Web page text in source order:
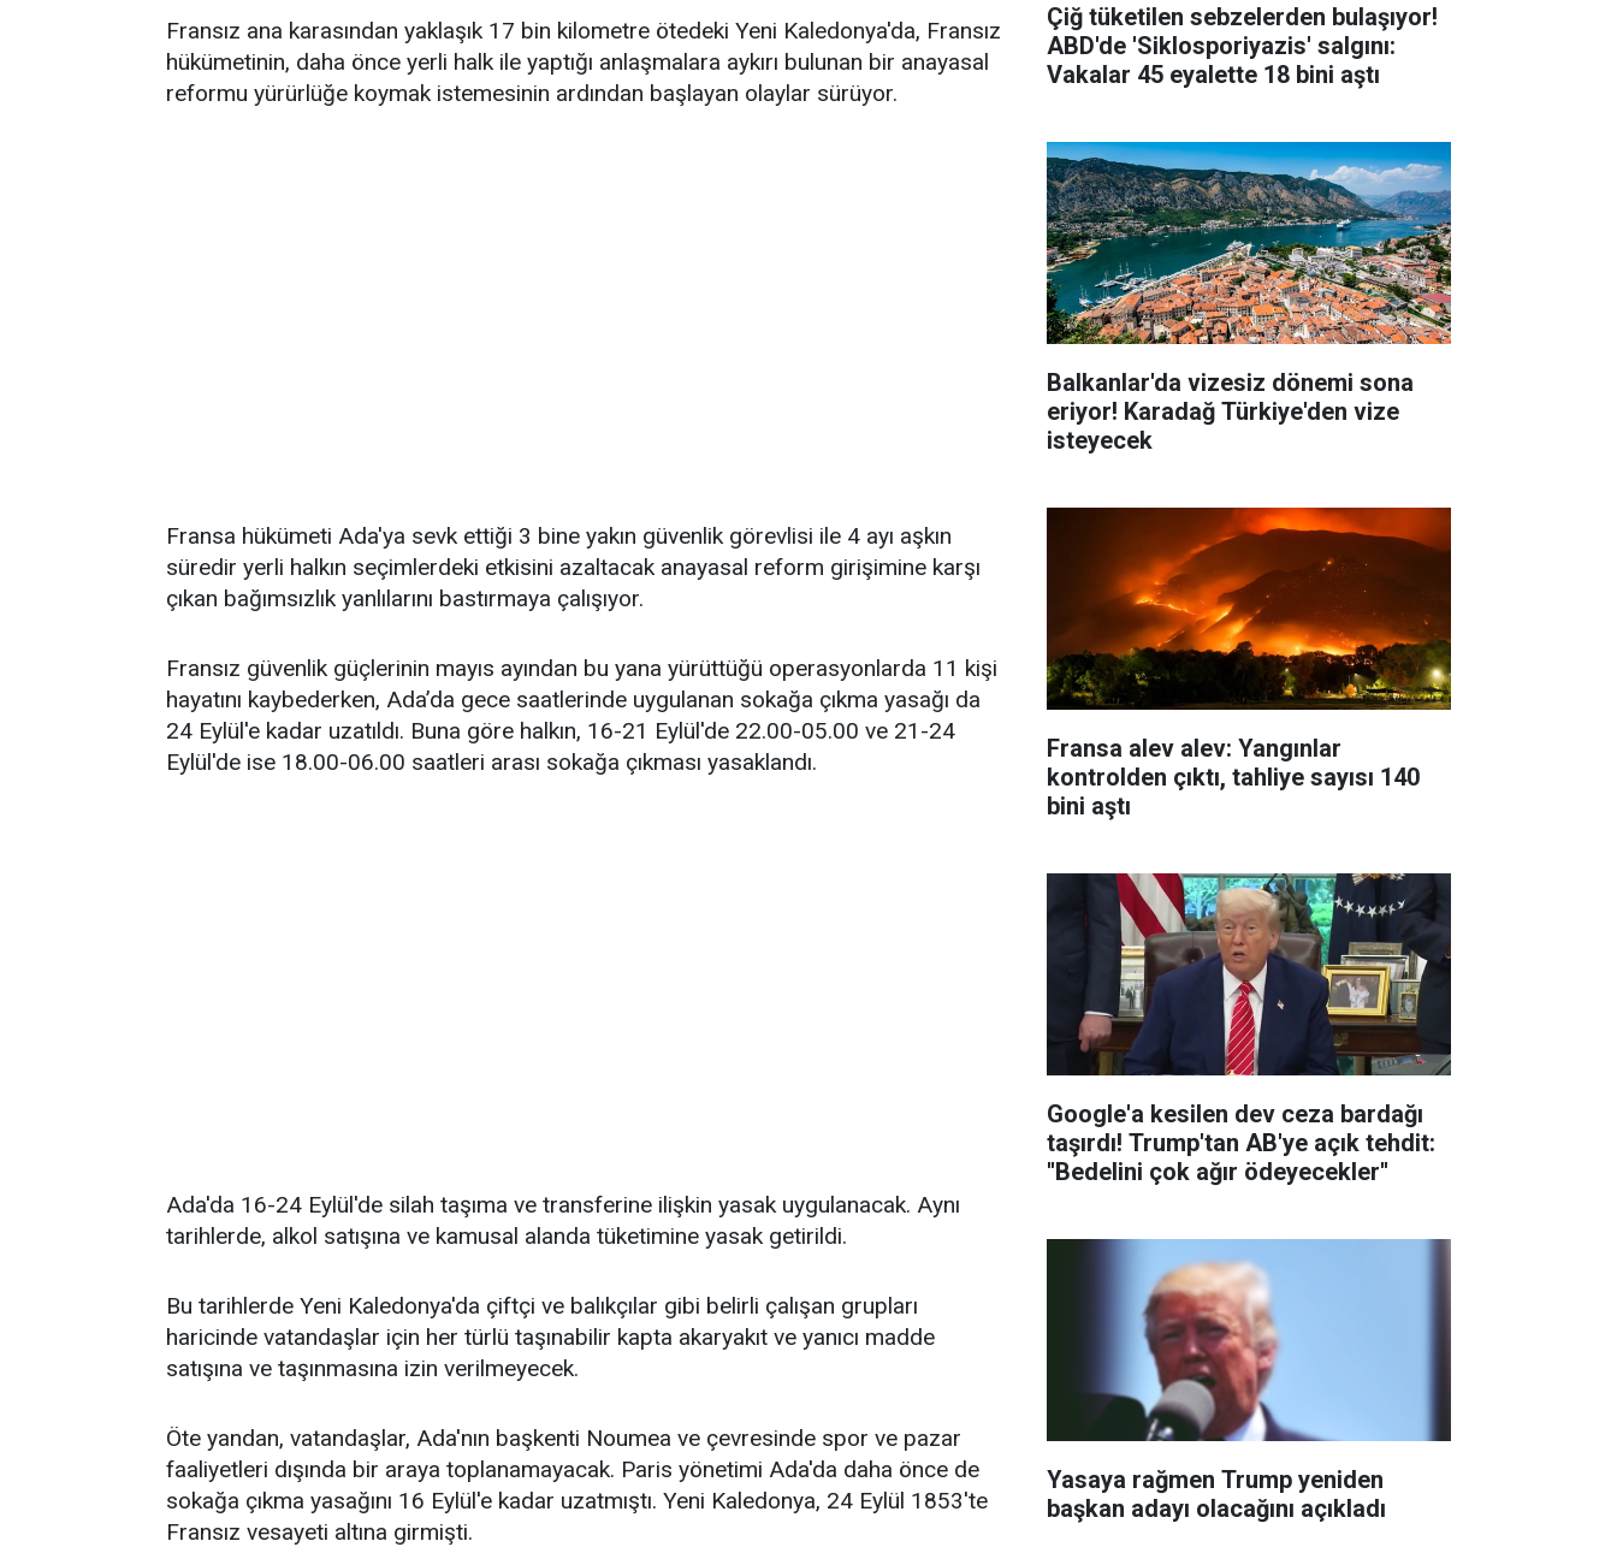
Fransız ana karasından yaklaşık 17 bin kilometre ötedeki Yeni Kaledonya'da, Fransız
hükümetinin, daha önce yerli halk ile yaptığı anlaşmalara aykırı bulunan bir anayasal
reformu yürürlüğe koymak istemesinin ardından başlayan olaylar sürüyor.
Fransa hükümeti Ada'ya sevk ettiği 3 bine yakın güvenlik görevlisi ile 4 ayı aşkın
süredir yerli halkın seçimlerdeki etkisini azaltacak anayasal reform girişimine karşı
çıkan bağımsızlık yanlılarını bastırmaya çalışıyor.
Fransız güvenlik güçlerinin mayıs ayından bu yana yürüttüğü operasyonlarda 11 kişi
hayatını kaybederken, Ada’da gece saatlerinde uygulanan sokağa çıkma yasağı da
24 Eylül'e kadar uzatıldı. Buna göre halkın, 16-21 Eylül'de 22.00-05.00 ve 21-24
Eylül'de ise 18.00-06.00 saatleri arası sokağa çıkması yasaklandı.
Ada'da 16-24 Eylül'de silah taşıma ve transferine ilişkin yasak uygulanacak. Aynı
tarihlerde, alkol satışına ve kamusal alanda tüketimine yasak getirildi.
Bu tarihlerde Yeni Kaledonya'da çiftçi ve balıkçılar gibi belirli çalışan grupları
haricinde vatandaşlar için her türlü taşınabilir kapta akaryakıt ve yanıcı madde
satışına ve taşınmasına izin verilmeyecek.
Öte yandan, vatandaşlar, Ada'nın başkenti Noumea ve çevresinde spor ve pazar
faaliyetleri dışında bir araya toplanamayacak. Paris yönetimi Ada'da daha önce de
sokağa çıkma yasağını 16 Eylül'e kadar uzatmıştı. Yeni Kaledonya, 24 Eylül 1853'te
Fransız vesayeti altına girmişti.
Çiğ tüketilen sebzelerden bulaşıyor!
ABD'de 'Siklosporiyazis' salgını:
Vakalar 45 eyalette 18 bini aştı
Balkanlar'da vizesiz dönemi sona
eriyor! Karadağ Türkiye'den vize
isteyecek
Fransa alev alev: Yangınlar
kontrolden çıktı, tahliye sayısı 140
bini aştı
Google'a kesilen dev ceza bardağı
taşırdı! Trump'tan AB'ye açık tehdit:
''Bedelini çok ağır ödeyecekler''
Yasaya rağmen Trump yeniden
başkan adayı olacağını açıkladı